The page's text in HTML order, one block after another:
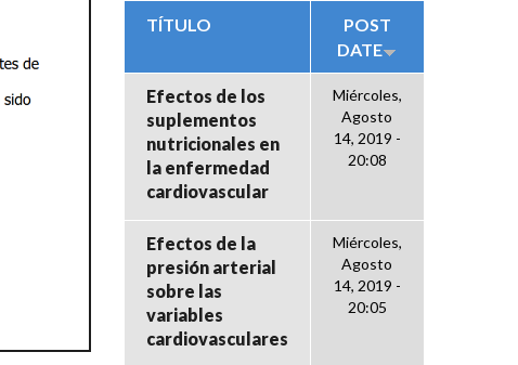
TÍTULO
POST
DATE
Efectos de los
suplementos
nutricionales en
la enfermedad
cardiovascular
Miércoles,
Agosto
14, 2019 -
20:08
Efectos de la
presión arterial
sobre las
variables
cardiovasculares
Miércoles,
Agosto
14, 2019 -
20:05